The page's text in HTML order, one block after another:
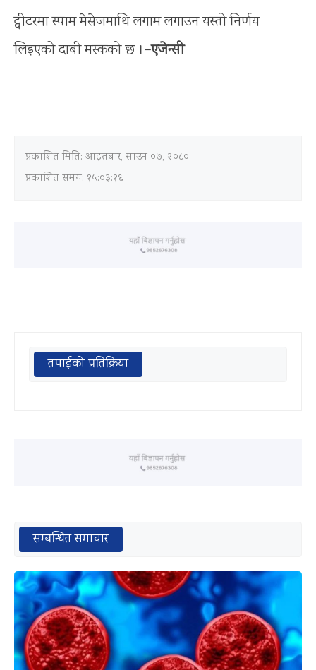
ट्वीटरमा स्पाम मेसेजमाथि लगाम लगाउन यस्तो निर्णय
लिइएको दाबी मस्कको छ ।–एजेन्सी
प्रकाशित मिति: आइतबार, साउन ०७, २०८०
प्रकाशित समय: १५:०३:१६
तपाईको प्रतिक्रिया
सम्बन्धित समाचार